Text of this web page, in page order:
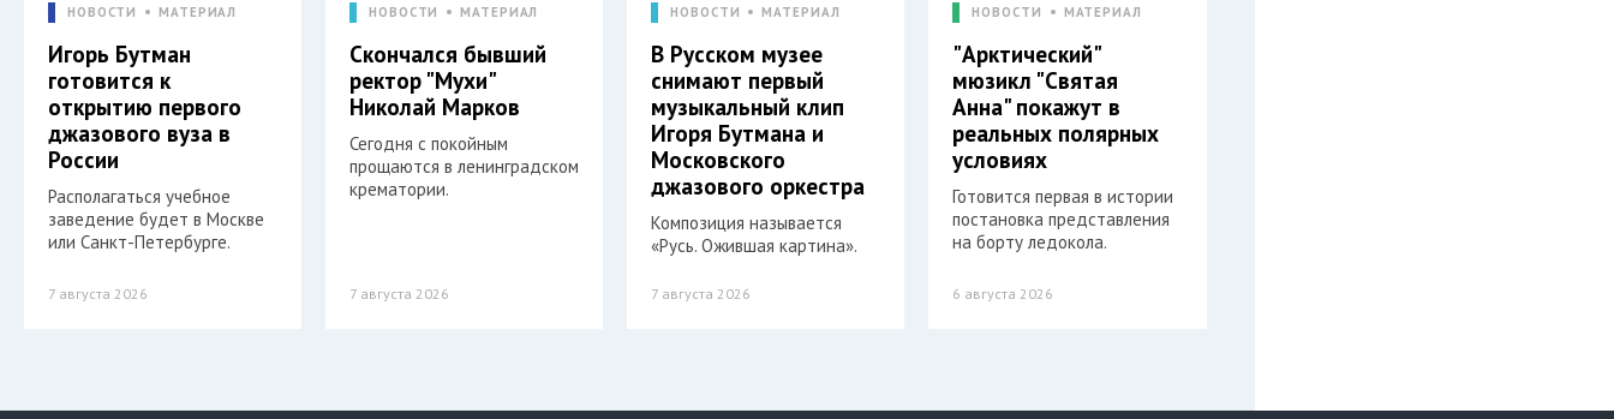
НОВОСТИ МАТЕРИАЛ
Игорь Бутман
готовится к
открытию первого
джазового вуза в
России
Располагаться учебное
заведение будет в Москве
или Санкт-Петербурге.
7 августа 2026
НОВОСТИ МАТЕРИАЛ
Скончался бывший
ректор "Мухи"
Николай Марков
Сегодня с покойным
прощаются в ленинградском
крематории.
7 августа 2026
НОВОСТИ МАТЕРИАЛ
В Русском музее
снимают первый
музыкальный клип
Игоря Бутмана и
Московского
джазового оркестра
Композиция называется
«Русь. Ожившая картина».
7 августа 2026
НОВОСТИ МАТЕРИАЛ
"Арктический"
мюзикл "Святая
Анна" покажут в
реальных полярных
условиях
Готовится первая в истории
постановка представления
на борту ледокола.
6 августа 2026